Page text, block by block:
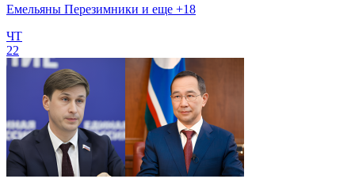
Емельяны Перезимники и еще +18
ЧТ
22